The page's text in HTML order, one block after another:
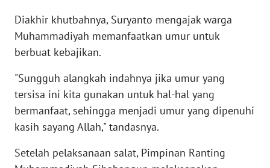
Diakhir khutbahnya, Suryanto mengajak warga
Muhammadiyah memanfaatkan umur untuk
berbuat kebajikan.
"Sungguh alangkah indahnya jika umur yang
tersisa ini kita gunakan untuk hal-hal yang
bermanfaat, sehingga menjadi umur yang dipenuhi
kasih sayang Allah," tandasnya.
Setelah pelaksanaan salat, Pimpinan Ranting
WN
KALBAR
WN
KALTENG